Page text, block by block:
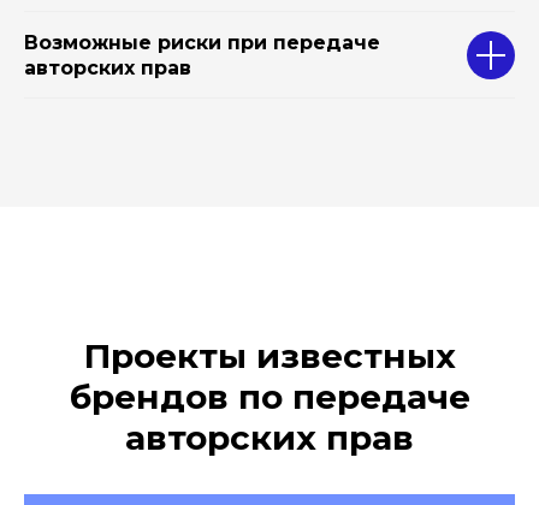
Возможные риски при передаче
авторских прав
Проекты известных
брендов по передаче
авторских прав